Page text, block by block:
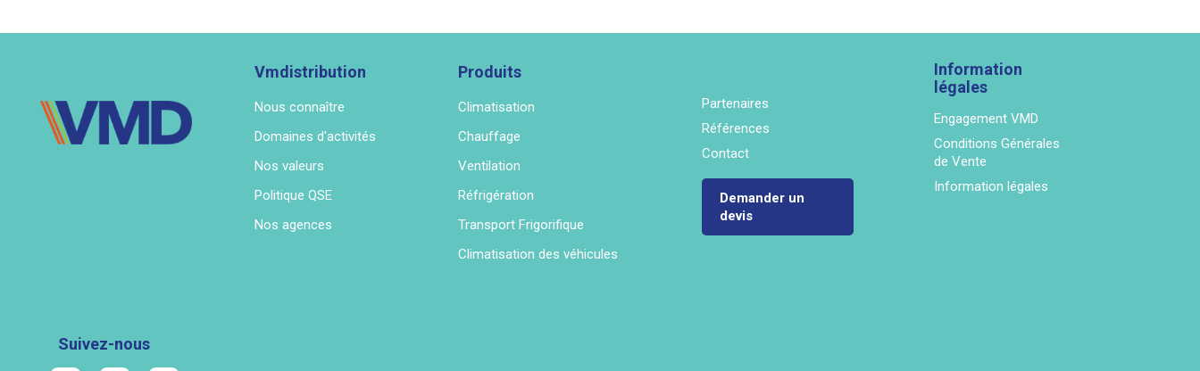
Vmdistribution
Nous connaître
Domaines d'activités
Nos valeurs
Politique QSE
Nos agences
Produits
Climatisation
Chauffage
Ventilation
Réfrigération
Transport Frigorifique
Climatisation des véhicules
Partenaires
Références
Contact
Demander un
devis
Information
légales
Engagement VMD
Conditions Générales
de Vente
Information légales
Suivez-nous